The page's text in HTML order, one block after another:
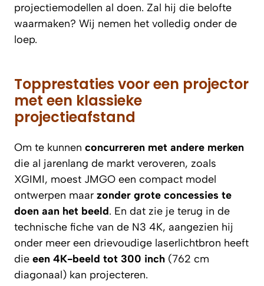
projectiemodellen al doen. Zal hij die belofte
waarmaken? Wij nemen het volledig onder de
loep.
Topprestaties voor een projector
met een klassieke
projectieafstand
Om te kunnen concurreren met andere merken
die al jarenlang de markt veroveren, zoals
XGIMI, moest JMGO een compact model
ontwerpen maar zonder grote concessies te
doen aan het beeld. En dat zie je terug in de
technische fiche van de N3 4K, aangezien hij
onder meer een drievoudige laserlichtbron heeft
die een 4K-beeld tot 300 inch (762 cm
diagonaal) kan projecteren.